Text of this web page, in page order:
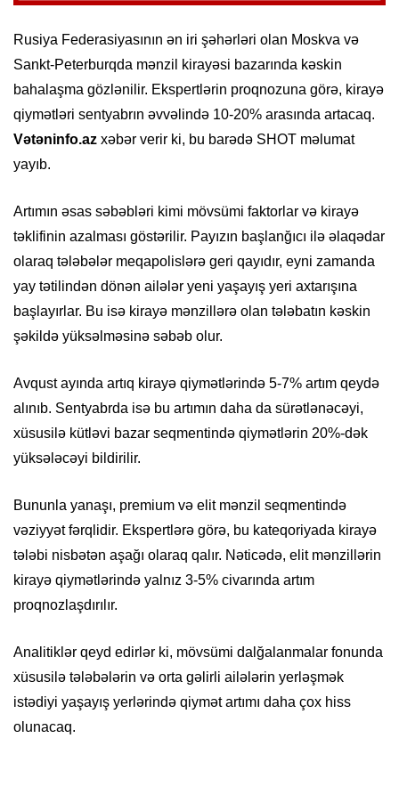
Rusiya Federasiyasının ən iri şəhərləri olan Moskva və
Sankt-Peterburqda mənzil kirayəsi bazarında kəskin
bahalaşma gözlənilir. Ekspertlərin proqnozuna görə, kirayə
qiymətləri sentyabrın əvvəlində 10-20% arasında artacaq.
Vətəninfo.az xəbər verir ki, bu barədə SHOT məlumat
yayıb.
Artımın əsas səbəbləri kimi mövsümi faktorlar və kirayə
təklifinin azalması göstərilir. Payızın başlanğıcı ilə əlaqədar
olaraq tələbələr meqapolislərə geri qayıdır, eyni zamanda
yay tətilindən dönən ailələr yeni yaşayış yeri axtarışına
başlayırlar. Bu isə kirayə mənzillərə olan tələbatın kəskin
şəkildə yüksəlməsinə səbəb olur.
Avqust ayında artıq kirayə qiymətlərində 5-7% artım qeydə
alınıb. Sentyabrda isə bu artımın daha da sürətlənəcəyi,
xüsusilə kütləvi bazar seqmentində qiymətlərin 20%-dək
yüksələcəyi bildirilir.
Bununla yanaşı, premium və elit mənzil seqmentində
vəziyyət fərqlidir. Ekspertlərə görə, bu kateqoriyada kirayə
tələbi nisbətən aşağı olaraq qalır. Nəticədə, elit mənzillərin
kirayə qiymətlərində yalnız 3-5% civarında artım
proqnozlaşdırılır.
Analitiklər qeyd edirlər ki, mövsümi dalğalanmalar fonunda
xüsusilə tələbələrin və orta gəlirli ailələrin yerləşmək
istədiyi yaşayış yerlərində qiymət artımı daha çox hiss
olunacaq.